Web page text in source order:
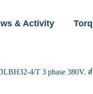
& Activity
4/T 3 phase